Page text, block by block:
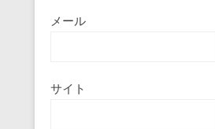
メール
サイト